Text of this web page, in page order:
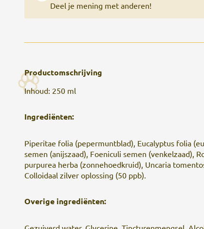
Deel je mening met anderen!
Productomschrijving
Inhoud: 250 ml
Ingrediënten:
Piperitae folia (pepermuntblad), Eucalyptus folia
semen (anijszaad), Foeniculi semen (venkelzaad),
purpurea herba (zonnehoedkruid), Uncaria
Colloidaal zilver oplossing (50 ppb).
Overige ingrediënten: